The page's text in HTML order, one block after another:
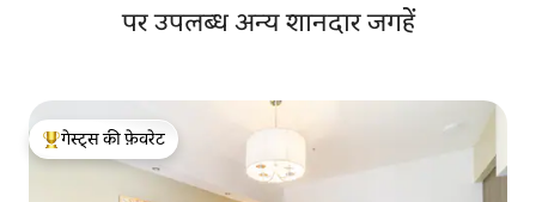
पर उपलब्ध अन्य शानदार जगहें
गेस्ट्स का टॉप फ़ेवरेट
गेस्ट्स की फ़ेवरेट